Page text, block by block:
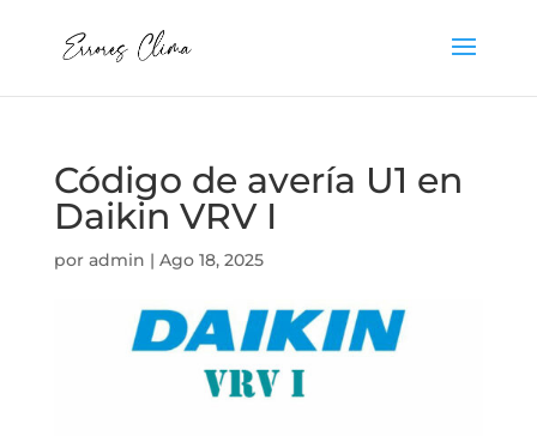
Código de avería U1 en
Daikin VRV I
por admin | Ago 18, 2025